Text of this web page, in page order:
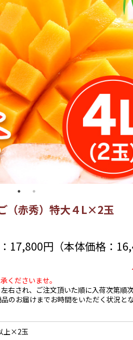
（赤秀）特大４L×2玉
17,800円（本体価格：
くださいませ。
右され、ご注文頂いた順に入荷次第順
のお届けまでお時間をいただく状況と
上×2玉